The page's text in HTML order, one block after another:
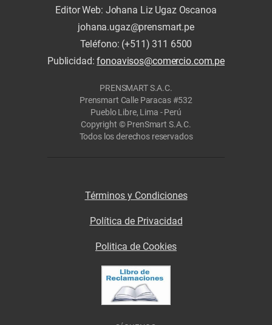
Editor Web: Johana Liz Ugaz Oscanoa
johana.ugaz@prensmart.pe
Teléfono: (+511) 311 6500
Publicidad:fonoavisos@comercio.com.pe
PRENSMART S.A.C.
Prensmart Calle Paracas #532
Pueblo Libre, Lima - Perú
Copyright © PrenSmart S.A.C.
Todos los derechos reservados
Términos y Condiciones
Política de Privacidad
Politica de Cookies